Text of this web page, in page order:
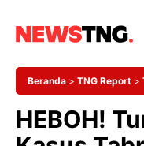
Beranda > TNG Report >
Keadilan di Mana?
HEBOH!